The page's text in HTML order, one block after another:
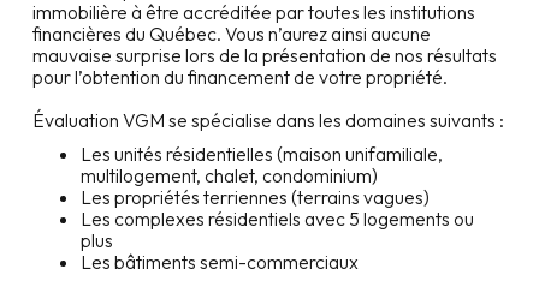
immobilière à être accréditée par toutes les institutions
financières du Québec. Vous n’aurez ainsi aucune
mauvaise surprise lors de la présentation de nos résultats
pour l’obtention du financement de votre propriété.
Évaluation VGM se spécialise dans les domaines suivants :
Les unités résidentielles (maison unifamiliale,
multilogement, chalet, condominium)
Les propriétés terriennes (terrains vagues)
Les complexes résidentiels avec 5 logements ou
plus
Les bâtiments semi-commerciaux